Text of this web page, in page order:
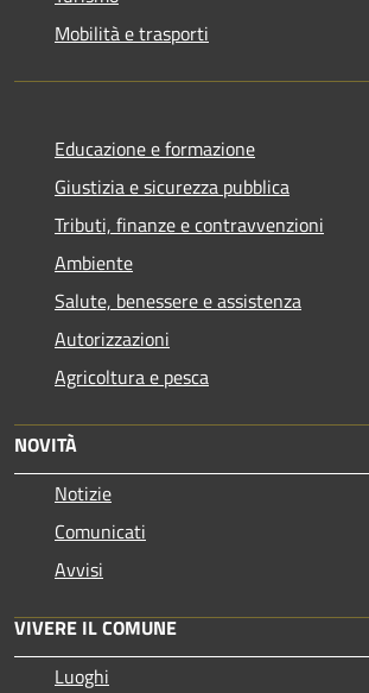
Mobilità e trasporti
Educazione e formazione
Giustizia e sicurezza pubblica
Tributi, finanze e contravvenzioni
Ambiente
Salute, benessere e assistenza
Autorizzazioni
Agricoltura e pesca
NOVITÀ
Notizie
Comunicati
Avvisi
VIVERE IL COMUNE
Luoghi